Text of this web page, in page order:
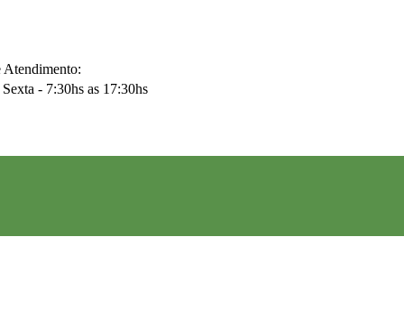
Atendimento:
Sexta - 7:30hs as 17:30hs